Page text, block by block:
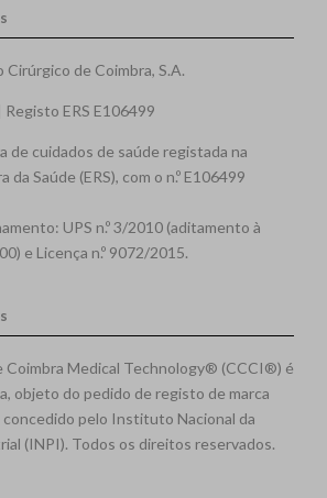
de Coimbra, S.A.
ERS E106499
de cuidados de saúde registada na
da Saúde (ERS), com o n.º E106499
UPS n.º 3/2010 (aditamento à
e Licença n.º 9072/2015.
Coimbra Medical Technology® (CCCI®) é
objeto do pedido de registo de marca
concedido pelo Instituto Nacional da
(INPI). Todos os direitos reservados.